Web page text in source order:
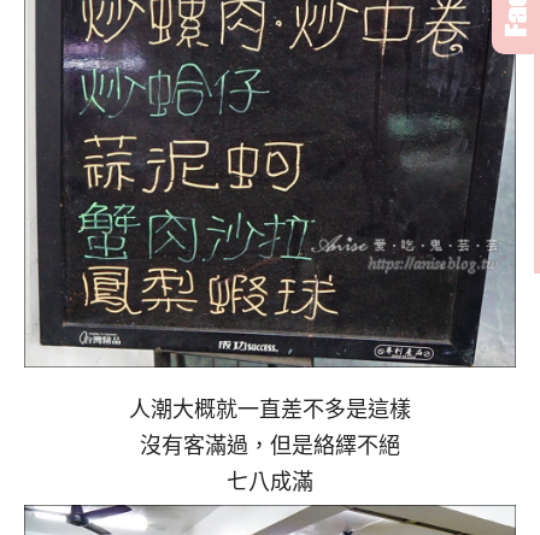
人潮大概就一直差不多是這樣
沒有客滿過，但是絡繹不絕
七八成滿